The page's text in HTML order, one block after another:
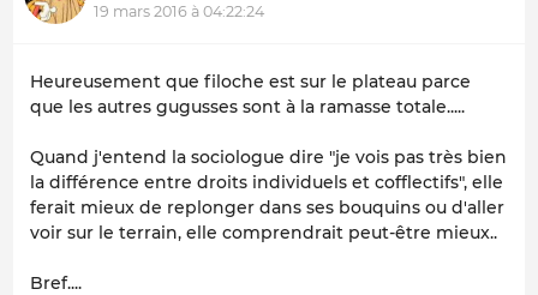
19 mars 2016 à 04:22:24
Heureusement que filoche est sur le plateau parce
que les autres gugusses sont à la ramasse totale.....
Quand j'entend la sociologue dire "je vois pas très bien
la différence entre droits individuels et cofflectifs", elle
ferait mieux de replonger dans ses bouquins ou d'aller
voir sur le terrain, elle comprendrait peut-être mieux..
Bref....